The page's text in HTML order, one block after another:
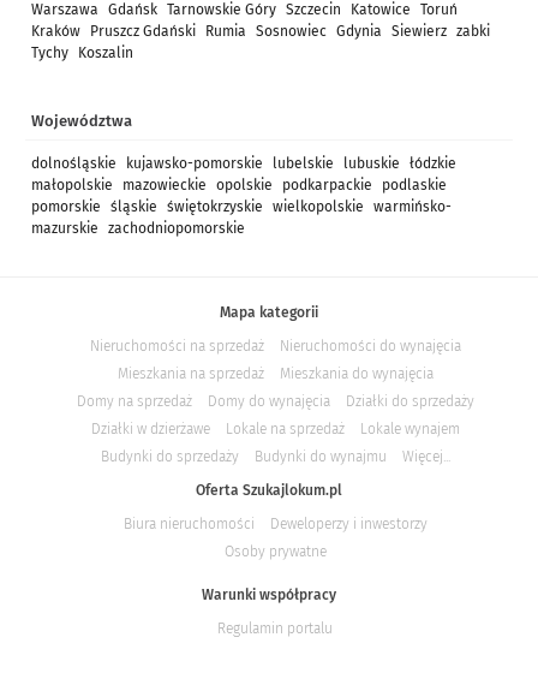
Warszawa
Gdańsk Tarnowskie Góry Szczecin Katowice
Toruń
Kraków
Pruszcz Gdański Rumia Sosnowiec Gdynia Siewierz zabki
Tychy
Koszalin
Województwa
dolnośląskie kujawsko-pomorskie lubelskie lubuskie
łódzkie
małopolskie
mazowieckie opolskie podkarpackie
podlaskie
pomorskie
śląskie świętokrzyskie wielkopolskie
warmińsko-
mazurskie
zachodniopomorskie
Mapa kategorii
Nieruchomości na sprzedaż
Nieruchomości do wynajęcia
Mieszkania na sprzedaż
Mieszkania do wynajęcia
Domy na sprzedaż
Domy do wynajęcia
Działki do sprzedaży
Działki w dzierżawe
Lokale na sprzedaż
Lokale wynajem
Budynki do sprzedaży
Budynki do wynajmu
Więcej...
Oferta Szukajlokum.pl
Biura nieruchomości
Deweloperzy i inwestorzy
Osoby prywatne
Warunki współpracy
Regulamin portalu